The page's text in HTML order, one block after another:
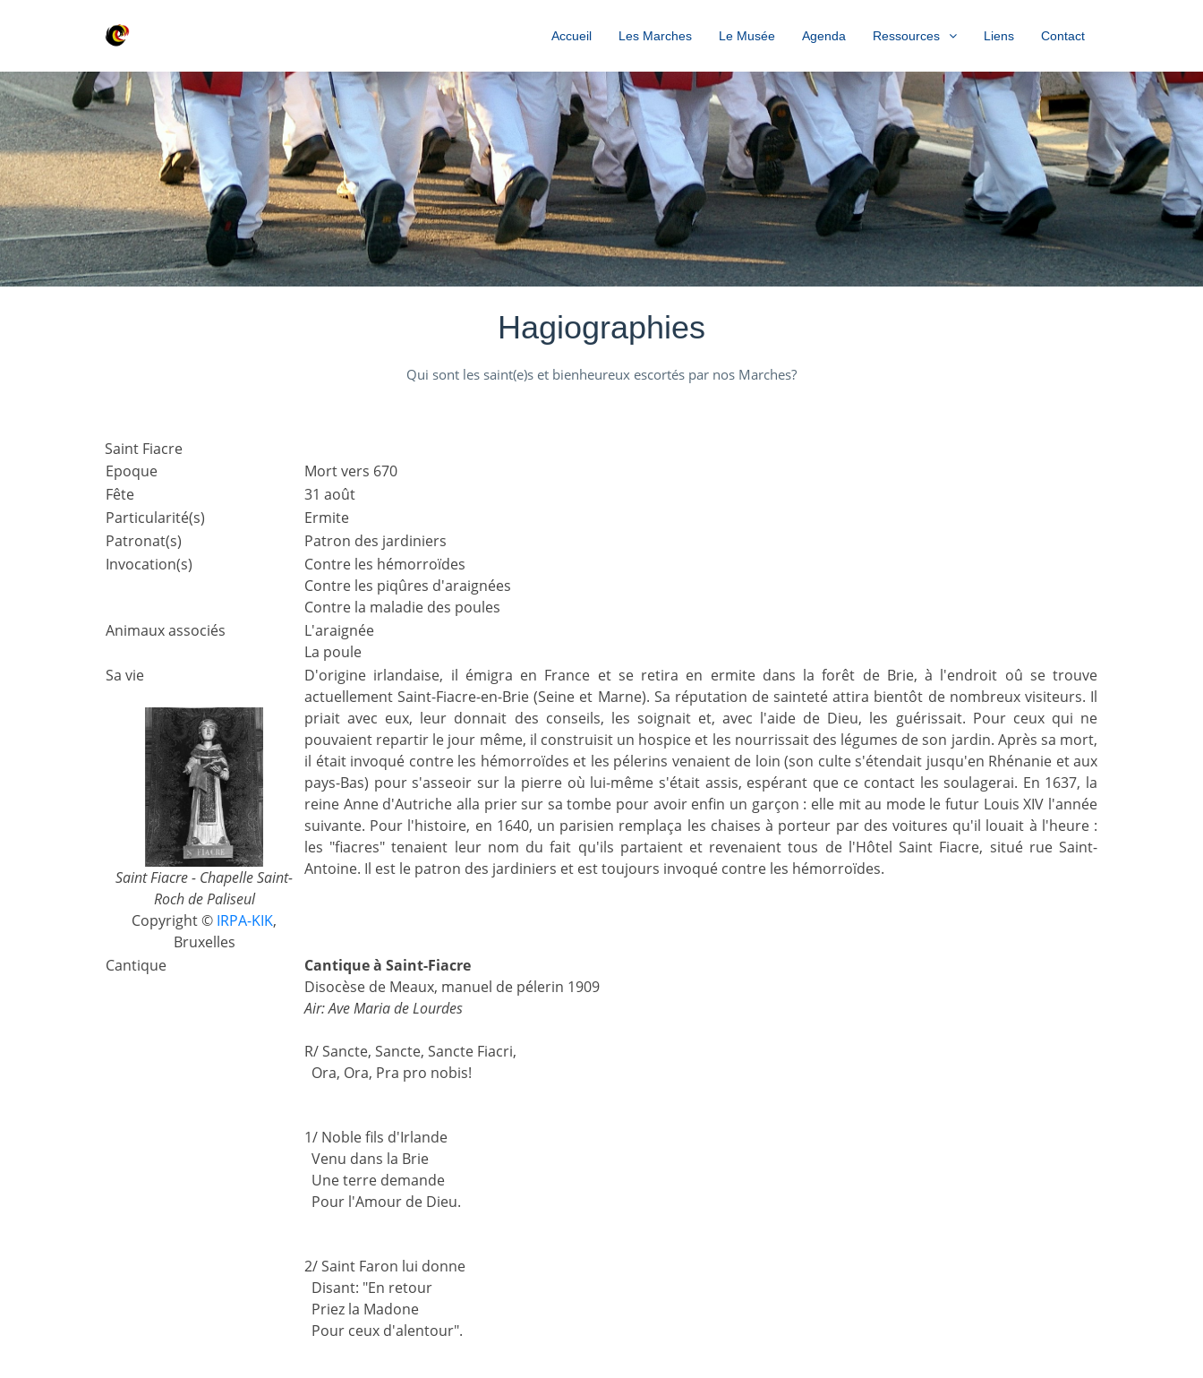
Accueil Les Marches Le Musée Agenda Ressources Liens Contact
Hagiographies
Qui sont les saint(e)s et bienheureux escortés par nos Marches?
Saint Fiacre
Epoque
Mort vers 670
Fête
31 août
Particularité(s)
Ermite
Patronat(s)
Patron des jardiniers
Invocation(s)
Contre les hémorroïdes
Contre les piqûres d'araignées
Contre la maladie des poules
Animaux associés
L'araignée
La poule
Sa vie
Saint Fiacre - Chapelle Saint-
Roch de Paliseul
Copyright © IRPA-KIK,
Bruxelles
D'origine irlandaise, il émigra en France et se retira en ermite dans la forêt de Brie, à l'endroit oû se trouve
actuellement Saint-Fiacre-en-Brie (Seine et Marne). Sa réputation de sainteté attira bientôt de nombreux visiteurs. Il
priait avec eux, leur donnait des conseils, les soignait et, avec l'aide de Dieu, les guérissait. Pour ceux qui ne
pouvaient repartir le jour même, il construisit un hospice et les nourrissait des légumes de son jardin. Après sa mort,
il était invoqué contre les hémorroïdes et les pélerins venaient de loin (son culte s'étendait jusqu'en Rhénanie et aux
pays-Bas) pour s'asseoir sur la pierre où lui-même s'était assis, espérant que ce contact les soulagerai. En 1637, la
reine Anne d'Autriche alla prier sur sa tombe pour avoir enfin un garçon : elle mit au mode le futur Louis XIV l'année
suivante. Pour l'histoire, en 1640, un parisien remplaça les chaises à porteur par des voitures qu'il louait à l'heure :
les "fiacres" tenaient leur nom du fait qu'ils partaient et revenaient tous de l'Hôtel Saint Fiacre, situé rue Saint-
Antoine. Il est le patron des jardiniers et est toujours invoqué contre les hémorroïdes.
Cantique
Cantique à Saint-Fiacre
Disocèse de Meaux, manuel de pélerin 1909
Air: Ave Maria de Lourdes
R/ Sancte, Sancte, Sancte Fiacri,
Ora, Ora, Pra pro nobis!
1/ Noble fils d'Irlande
Venu dans la Brie
Une terre demande
Pour l'Amour de Dieu.
2/ Saint Faron lui donne
Disant: "En retour
Priez la Madone
Pour ceux d'alentour".